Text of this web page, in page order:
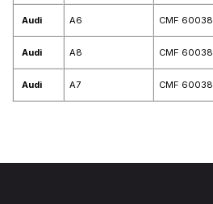
Audi A6 CMF 60038
Audi A8 CMF 60038
Audi A7 CMF 60038